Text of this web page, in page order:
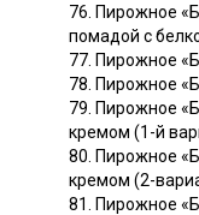
76. Пирожное
помадой с
77. Пирожное
78. Пирожное
79. Пирожное
кремом (1-й
80. Пирожное
кремом (2-
81. Пирожное